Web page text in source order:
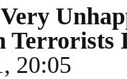
Terrorists
20:05